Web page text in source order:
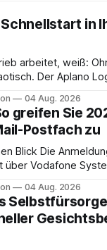
in
arbeitet, weiß:
Der Aplano
die gesamte
organisieren. In
Sie für einen
04 Aug. 2026
greifen Sie
Postfach zu
für alte Arcor-E-
über Vodafone
über das
Arcor Login
04 Aug. 2026